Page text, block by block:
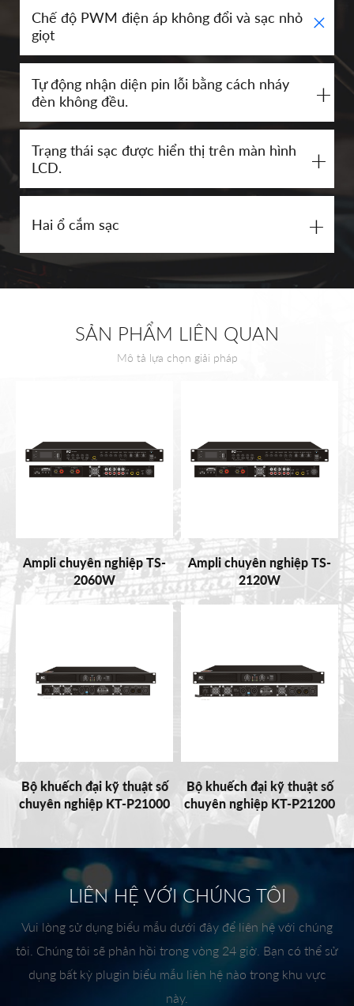
Chế độ PWM điện áp không đổi và sạc nhỏ
giọt
+
Tự động nhận diện pin lỗi bằng cách nháy
đèn không đều.
+
Trạng thái sạc được hiển thị trên màn hình
LCD.
+
Hai ổ cắm sạc +
SẢN PHẨM LIÊN QUAN
Mô tả lựa chọn giải pháp
Ampli chuyên nghiệp TS-
2060W
Ampli chuyên nghiệp TS-
2120W
Bộ khuếch đại kỹ thuật số
chuyên nghiệp KT-P21000
Bộ khuếch đại kỹ thuật số
chuyên nghiệp KT-P21200
LIÊN HỆ VỚI CHÚNG TÔI
Vui lòng sử dụng biểu mẫu dưới đây để liên hệ với chúng
tôi. Chúng tôi sẽ phản hồi trong vòng 24 giờ. Bạn có thể sử
dụng bất kỳ plugin biểu mẫu liên hệ nào trong khu vực
này.